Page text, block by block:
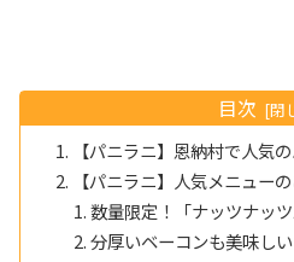
目次
【パニラニ】恩納村で人気
【パニラニ】人気メニュー
数量限定！「ナッツナッツ
分厚いベーコンも美味し